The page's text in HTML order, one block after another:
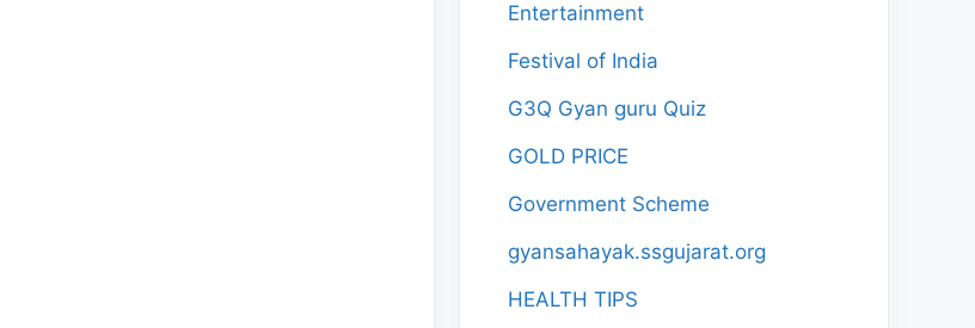
Entertainment
Festival of India
G3Q Gyan guru Quiz
GOLD PRICE
Government Scheme
gyansahayak.ssgujarat.org
HEALTH TIPS